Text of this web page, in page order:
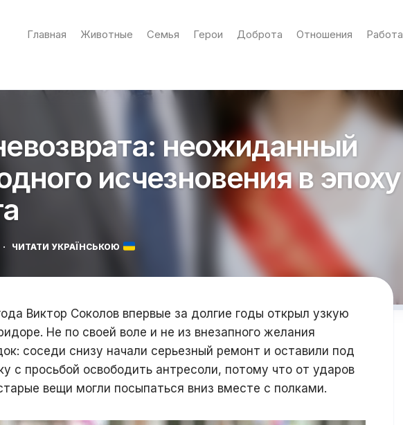
Главная Животные Семья Герои Доброта Отношения Работа
неожиданный
исчезновения в эпоху
· ЧИТАТИ УКРАЇНСЬКОЮ
Виктор Соколов впервые за долгие годы открыл узкую
Не по своей воле и не из внезапного желания
соседи снизу начали серьезный ремонт и оставили под
с просьбой освободить антресоли, потому что от ударов
вещи могли посыпаться вниз вместе с полками.